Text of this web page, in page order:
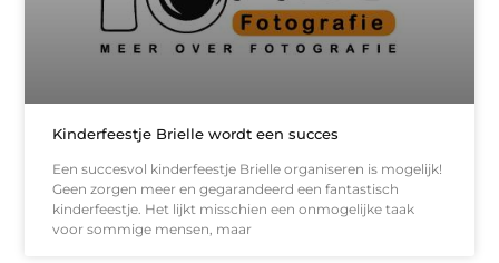
Kinderfeestje Brielle wordt een succes
Een succesvol kinderfeestje Brielle organiseren is mogelijk!
Geen zorgen meer en gegarandeerd een fantastisch
kinderfeestje. Het lijkt misschien een onmogelijke taak
voor sommige mensen, maar